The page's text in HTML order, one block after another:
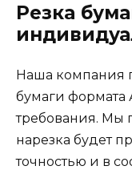
Резка
Наша компания
бумаги
требования. Мы
нарезка будет
точностью и в